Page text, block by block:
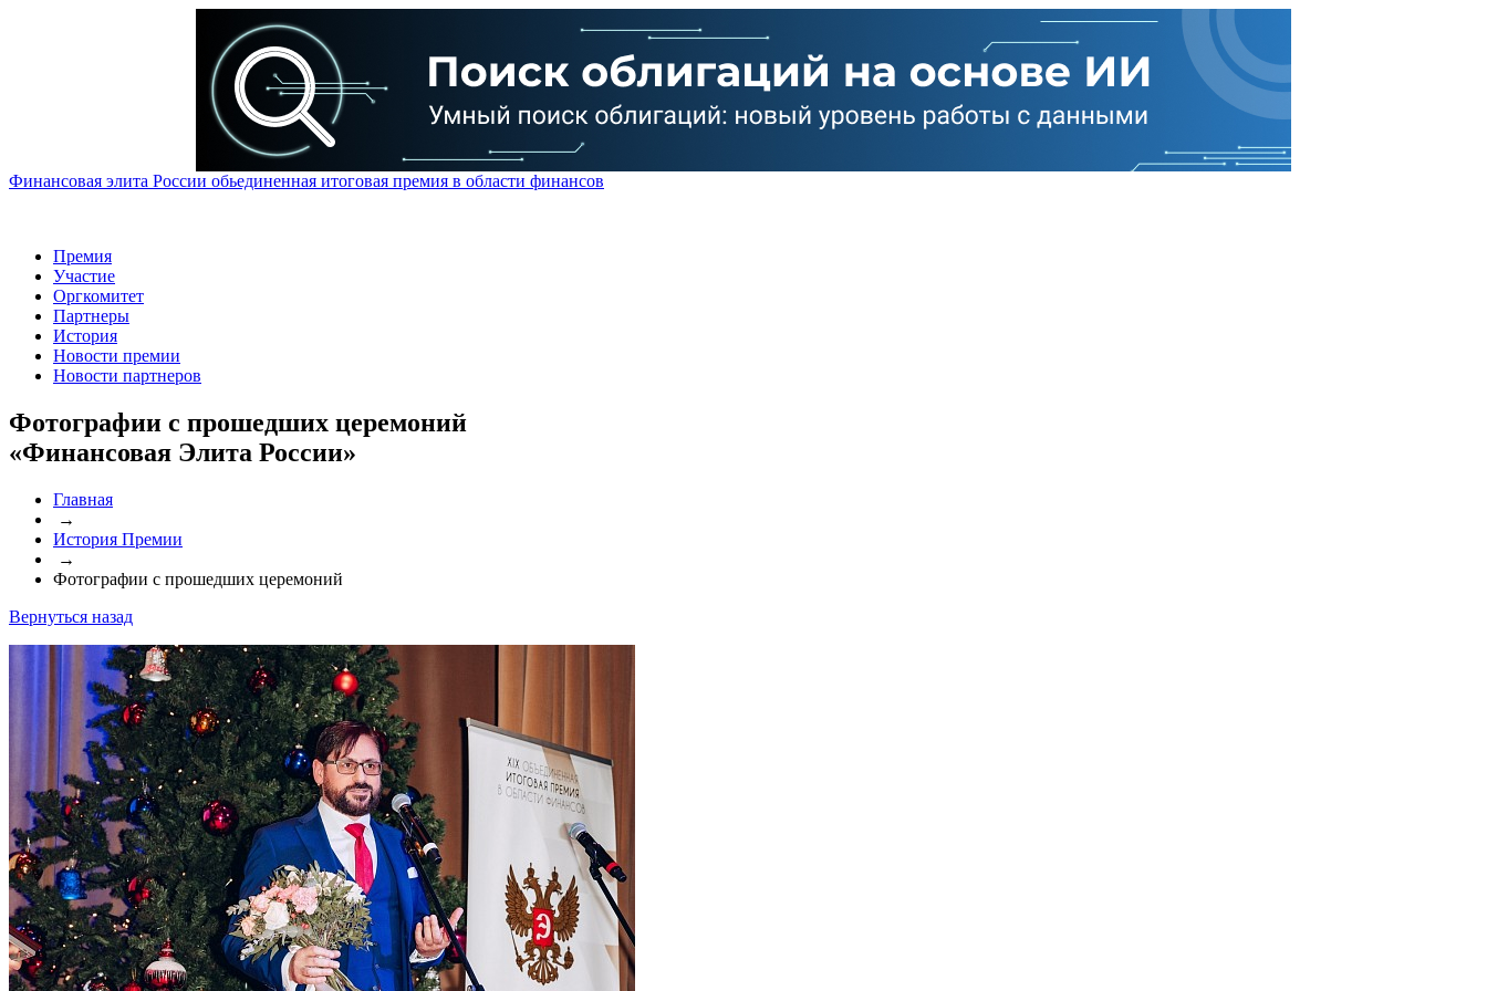
Финансовая элита России обьединенная итоговая премия в области финансов
Премия
Участие
Оргкомитет
Партнеры
История
Новости премии
Новости партнеров
Фотографии с прошедших церемоний
«Финансовая Элита России»
Главная
→
История Премии
→
Фотографии с прошедших церемоний
Вернуться назад